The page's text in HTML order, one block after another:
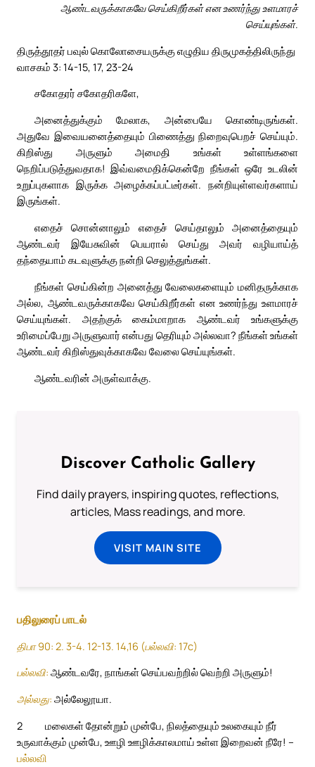
ஆண்டவருக்காகவே செய்கிறீர்கள் என உணர்ந்து உளமாரச்
செய்யுங்கள்.
திருத்தூதர் பவுல் கொலோசையருக்கு எழுதிய திருமுகத்திலிருந்து
வாசகம் 3: 14-15, 17, 23-24
சகோதரர் சகோதரிகளே,
அனைத்துக்கும் மேலாக, அன்பையே கொண்டிருங்கள்.
அதுவே இவையனைத்தையும் பிணைத்து நிறைவுபெறச் செய்யும்.
கிறிஸ்து அருளும் அமைதி உங்கள் உள்ளங்களை
நெறிப்படுத்துவதாக! இவ்வமைதிக்கென்றே நீங்கள் ஒரே உடலின்
உறுப்புகளாக இருக்க அழைக்கப்பட்டீர்கள். நன்றியுள்ளவர்களாய்
இருங்கள்.
எதைச் சொன்னாலும் எதைச் செய்தாலும் அனைத்தையும்
ஆண்டவர் இயேசுவின் பெயரால் செய்து அவர் வழியாய்த்
தந்தையாம் கடவுளுக்கு நன்றி செலுத்துங்கள்.
நீங்கள் செய்கின்ற அனைத்து வேலைகளையும் மனிதருக்காக
அல்ல, ஆண்டவருக்காகவே செய்கிறீர்கள் என உணர்ந்து உளமாரச்
செய்யுங்கள். அதற்குக் கைம்மாறாக ஆண்டவர் உங்களுக்கு
உரிமைப்பேறு அருளுவார் என்பது தெரியும் அல்லவா? நீங்கள் உங்கள்
ஆண்டவர் கிறிஸ்துவுக்காகவே வேலை செய்யுங்கள்.
ஆண்டவரின் அருள்வாக்கு.
Discover Catholic Gallery
Find daily prayers, inspiring quotes, reflections,
articles, Mass readings, and more.
VISIT MAIN SITE
பதிலுரைப் பாடல்
திபா 90: 2. 3-4. 12-13. 14,16 (பல்லவி: 17c)
பல்லவி: ஆண்டவரே, நாங்கள் செய்பவற்றில் வெற்றி அருளும்!
அல்லது: அல்லேலூயா.
2
மலைகள் தோன்றும் முன்பே, நிலத்தையும் உலகையும் நீர்
உருவாக்கும் முன்பே, ஊழி ஊழிக்காலமாய் உள்ள இறைவன் நீரே! –
பல்லவி